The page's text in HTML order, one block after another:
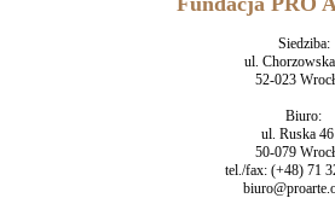
Siedziba:
ul.
52-023
Biuro:
ul. Ruska
50-079
tel./fax: (+48) 71